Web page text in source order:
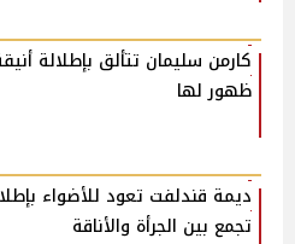
كارمن سليمان تتألق بإطلالة
ظهور لها
ديمة قندلفت تعود للأضواء
تجمع بين الجرأة والأناقة